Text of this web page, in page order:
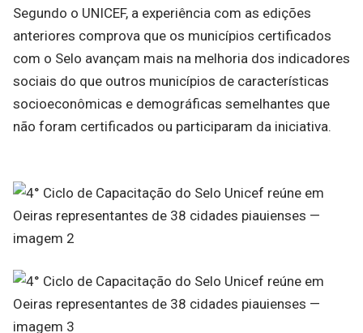
Segundo o UNICEF, a experiência com as edições
anteriores comprova que os municípios certificados
com o Selo avançam mais na melhoria dos indicadores
sociais do que outros municípios de características
socioeconômicas e demográficas semelhantes que
não foram certificados ou participaram da iniciativa.